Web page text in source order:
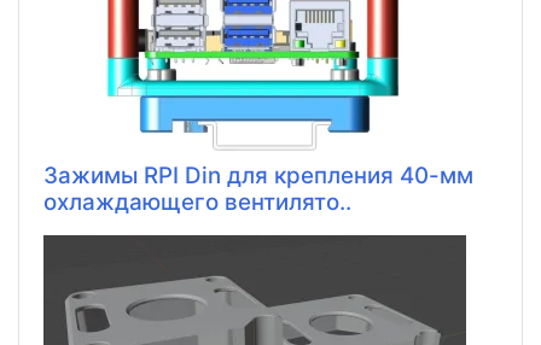
Зажимы RPI Din для крепления 40-мм
охлаждающего вентилято..